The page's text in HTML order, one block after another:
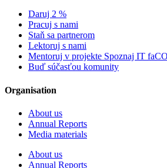
Daruj 2 %
Pracuj s nami
Staň sa partnerom
Lektoruj s nami
Mentoruj v projekte Spoznaj IT
Buď súčasťou komunity
Organisation
About us
Annual Reports
Media materials
About us
Annual Reports